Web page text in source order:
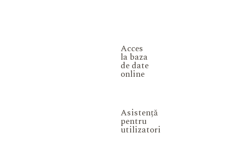
Acces
la baza
de date
online
Asistență
pentru
utilizatori